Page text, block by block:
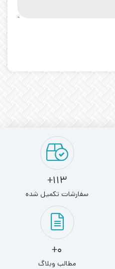
113+
سفارشات تکمیل شده
0+
مطالب وبلاگ